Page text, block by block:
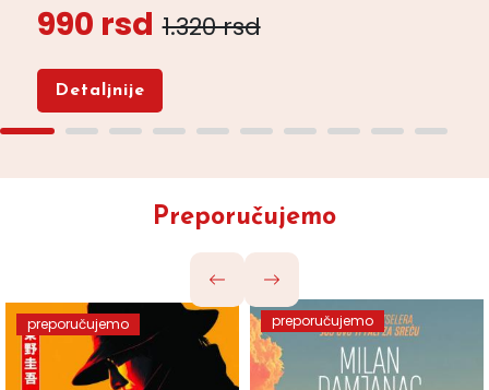
990 rsd 1.320 rsd
Detaljnije
Preporučujemo
preporučujemo preporučujemo